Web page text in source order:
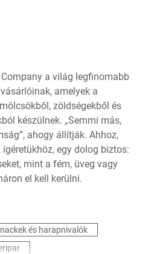
a világ legfinomabb
amelyek a
zöldségekből és
készülnek. „Semmi más,
ahogy állítják. Ahhoz,
egy dolog biztos:
mint a fém, üveg vagy
el kell kerülni.
és harapnivalók